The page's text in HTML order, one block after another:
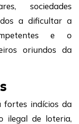
sociedades
a dificultar a
e o
oriundos da
fortes indícios da
ilegal de loteria,